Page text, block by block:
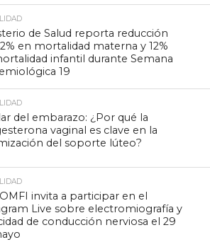
de Salud reporta reducción
en mortalidad materna y 12%
infantil durante Semana
19
del embarazo: ¿Por qué la
vaginal es clave en la
del soporte lúteo?
invita a participar en el
Live sobre electromiografía y
de conducción nerviosa el 29